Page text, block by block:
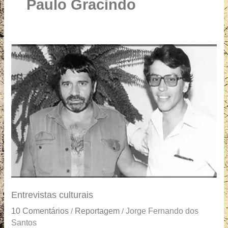
e
Paulo Gracindo
Entrevistas culturais
10 Comentários / Reportagem /Jorge Fernando dos
Santos
Entrevistas
culturais